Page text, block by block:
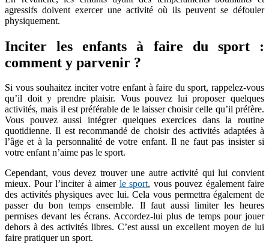
agressifs doivent exercer une activité où ils peuvent se défouler
physiquement.
Inciter les enfants à faire du sport :
comment y parvenir ?
Si vous souhaitez inciter votre enfant à faire du sport, rappelez-vous
qu’il doit y prendre plaisir. Vous pouvez lui proposer quelques
activités, mais il est préférable de le laisser choisir celle qu’il préfère.
Vous pouvez aussi intégrer quelques exercices dans la routine
quotidienne. Il est recommandé de choisir des activités adaptées à
l’âge et à la personnalité de votre enfant. Il ne faut pas insister si
votre enfant n’aime pas le sport.
Cependant, vous devez trouver une autre activité qui lui convient
mieux. Pour l’inciter à aimer le sport, vous pouvez également faire
des activités physiques avec lui. Cela vous permettra également de
passer du bon temps ensemble. Il faut aussi limiter les heures
permises devant les écrans. Accordez-lui plus de temps pour jouer
dehors à des activités libres. C’est aussi un excellent moyen de lui
faire pratiquer un sport.